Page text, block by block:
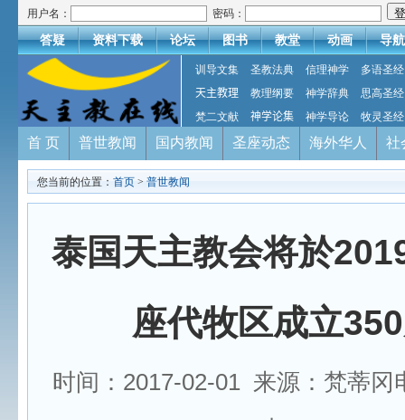
用户名： 密码：
答疑 资料下载 论坛 图书 教堂 动画 导航
训导文集 圣教法典 信理神学
多语圣经
天主教理
教理纲要 神学辞典
思高圣经
梵二文献
神学论集 神学导论 牧灵圣经
首 页 普世教闻 国内教闻 圣座动态 海外华人 社
您当前的位置： 首页 > 普世教闻
泰国天主教会将於
座代牧区成立
时间：2017-02-01 来源：梵蒂